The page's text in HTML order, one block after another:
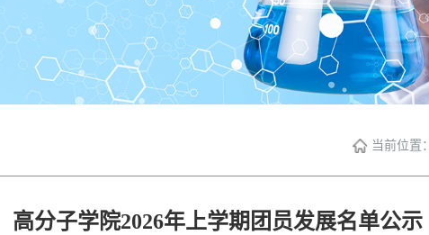
当前位置：
高分子学院2026年上学期团员发展名单公示